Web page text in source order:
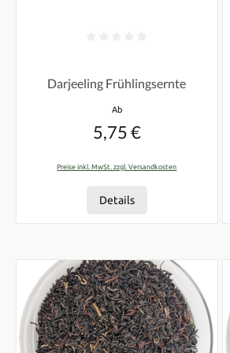
Darjeeling Frühlingsernte
Regulärer Preis:
Ab
5,75 €
Preise inkl. MwSt. zzgl. Versandkosten
Details